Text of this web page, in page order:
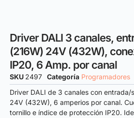
Driver DALI 3 canales,
(216W) 24V (432W),
IP20, 6 Amp. por canal
SKU 2497 Categoría Programadores
Driver DALI de 3 canales con entrada/
24V (432W), 6 amperios por canal.
tornillo e índice de protección IP20.